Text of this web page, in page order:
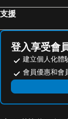
Pullman Zhuhai
Catic Hotel
珠海雲海精品酒店
Palm Music Hotel
Tsing Yi Metro
九龍城
番禺區
朗豪坊
荔灣區
支援
登入享受會
建立個人化體
會員優惠和會